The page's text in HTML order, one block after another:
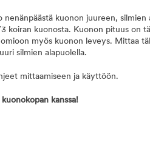
kuonon juureen, silmien
koiran kuonosta. Kuonon pituus on
myös kuonon leveys. Mittaa
silmien alapuolella.
mittaamiseen ja käyttöön.
kanssa!